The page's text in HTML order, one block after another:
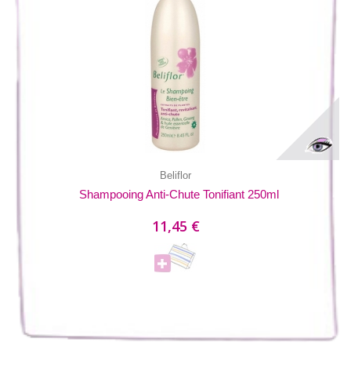
Beliflor
Shampooing Anti-Chute Tonifiant 250ml
11,45 €